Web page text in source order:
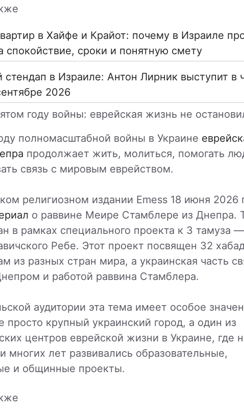
в Хайфе и Крайот: почему в Израиле
спокойствие, сроки и понятную смету
стендап в Израиле: Антон Лирник выступит в
2026
году войны: еврейская жизнь не
полномасштабной войны в Украине
продолжает жить, молиться, помогать
связь с мировым еврейством.
религиозном издании Emess 18 июня 2026
о раввине Меире Стамблере из Днепра.
в рамках специального проекта к 3 тамуза
Ребе. Этот проект посвящен 32
из разных стран мира, а украинская часть
и работой раввина Стамблера.
аудитории эта тема имеет особое
крупный украинский город, а один из
центров еврейской жизни в Украине, где
многих лет развивались образовательные,
и общинные проекты.